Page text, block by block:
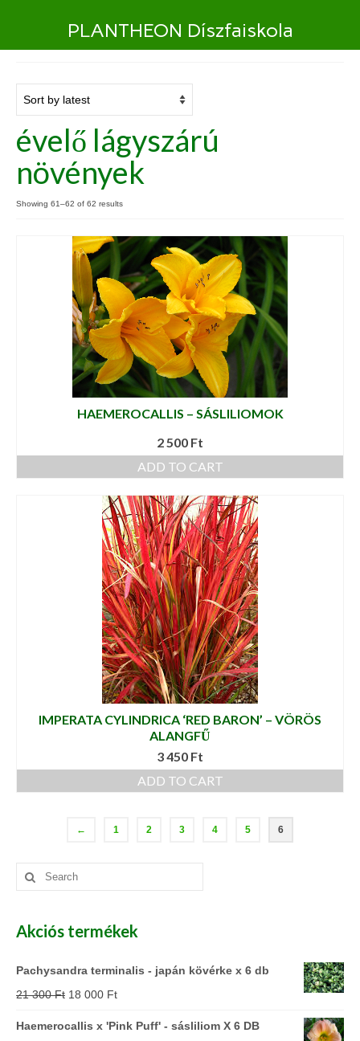
PLANTHEON Díszfaiskola
évelő lágyszárú
növények
Showing 61–62 of 62 results
HAEMEROCALLIS – SÁSLILIOMOK
2 500 Ft
ADD TO CART
IMPERATA CYLINDRICA ‘RED BARON’ – VÖRÖS
ALANGFŰ
3 450 Ft
ADD TO CART
← 1 2 3 4 5 6
Search
for:
Akciós termékek
Pachysandra terminalis - japán kövérke x 6 db
21 300Ft 18 000 Ft
Haemerocallis x 'Pink Puff' - sásliliom X 6 DB